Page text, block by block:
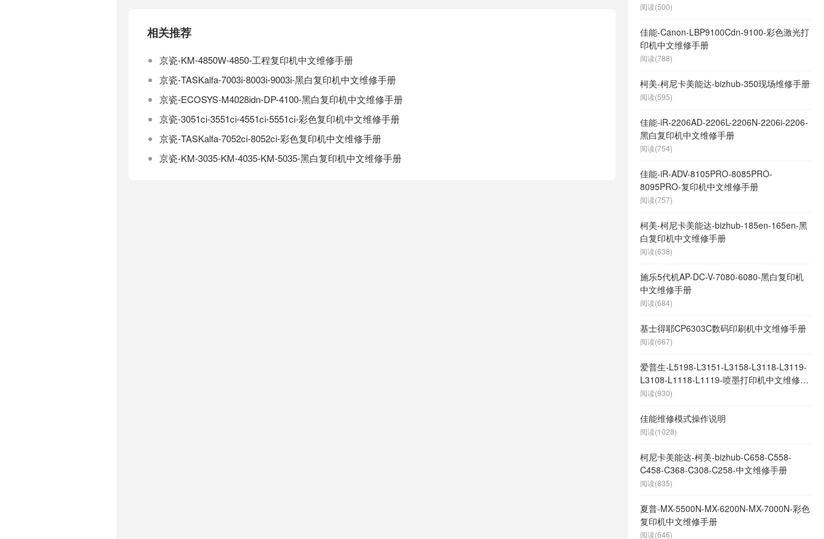
相关推荐
京瓷-KM-4850W-4850-工程复印机中文维修手册
京瓷-TASKalfa-7003i-8003i-9003i-黑白复印机中文维修手册
京瓷-ECOSYS-M4028idn-DP-4100-黑白复印机中文维修手册
京瓷-3051ci-3551ci-4551ci-5551ci-彩色复印机中文维修手册
京瓷-TASKalfa-7052ci-8052ci-彩色复印机中文维修手册
京瓷-KM-3035-KM-4035-KM-5035-黑白复印机中文维修手册
阅读(500)
佳能-Canon-LBP9100Cdn-9100-彩色激光打
印机中文维修手册
阅读(788)
柯美-柯尼卡美能达-bizhub-350现场维修手册
阅读(595)
佳能-iR-2206AD-2206L-2206N-2206i-2206-
黑白复印机中文维修手册
阅读(754)
佳能-iR-ADV-8105PRO-8085PRO-
8095PRO-复印机中文维修手册
阅读(757)
柯美-柯尼卡美能达-bizhub-185en-165en-黑
白复印机中文维修手册
阅读(638)
施乐5代机AP-DC-V-7080-6080-黑白复印机
中文维修手册
阅读(684)
基士得耶CP6303C数码印刷机中文维修手册
阅读(667)
爱普生-L5198-L3151-L3158-L3118-L3119-
L3108-L1118-L1119-喷墨打印机中文维修手
册
阅读(930)
佳能维修模式操作说明
阅读(1028)
柯尼卡美能达-柯美-bizhub-C658-C558-
C458-C368-C308-C258-中文维修手册
阅读(835)
夏普-MX-5500N-MX-6200N-MX-7000N-彩色
复印机中文维修手册
阅读(646)